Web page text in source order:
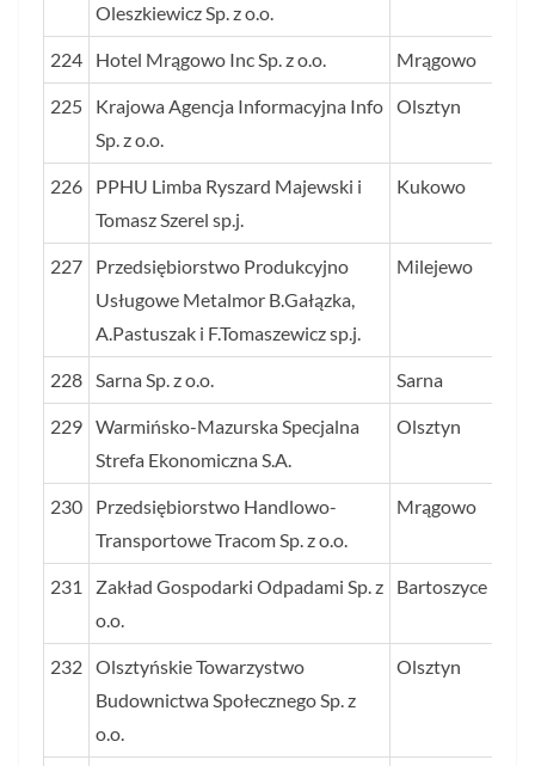
Oleszkiewicz Sp. z o.o.
224 Hotel Mrągowo Inc Sp. z o.o. Mrągowo
225
Krajowa Agencja Informacyjna Info
Sp. z o.o.
Olsztyn
226
PPHU Limba Ryszard Majewski i
Tomasz Szerel sp.j.
Kukowo
227
Przedsiębiorstwo Produkcyjno
Usługowe Metalmor B.Gałązka,
A.Pastuszak i F.Tomaszewicz sp.j.
Milejewo
228 Sarna Sp. z o.o. Sarna
229 Warmińsko-Mazurska Specjalna
Strefa Ekonomiczna S.A.
Olsztyn
230
Przedsiębiorstwo Handlowo-
Transportowe Tracom Sp. z o.o.
Mrągowo
231
Zakład Gospodarki Odpadami Sp. z
o.o.
Bartoszyce
232 Olsztyńskie Towarzystwo
Budownictwa Społecznego Sp. z
o.o.
Olsztyn